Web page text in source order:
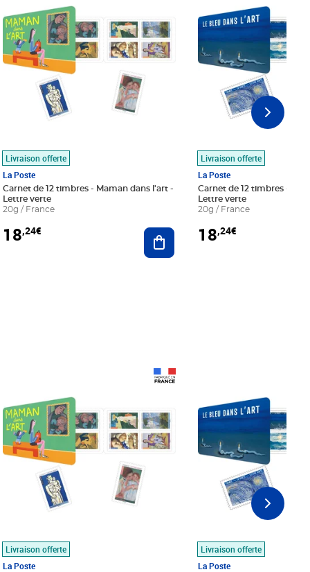
au panier
Livraison offerte
La Poste
Carnet de 12 timbres - Maman dans l'art -
Lettre verte
20g / France
18,24€ Ajouter au panier
Livraison offerte
La Poste
Carnet de 12 timbres - Le
Lettre verte
20g / France
18,24€
Livraison offerte
La Poste
Livraison offerte
La Poste